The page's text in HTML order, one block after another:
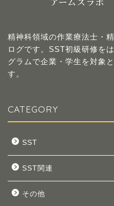
精神科領域の作業療法士・
ログです。SST初級研修を
グラムで企業・学生を対象
す。
CATEGORY
SST
SST関連
その他